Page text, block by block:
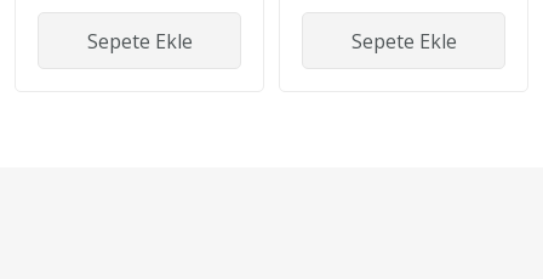
Sepete Ekle Sepete Ekle